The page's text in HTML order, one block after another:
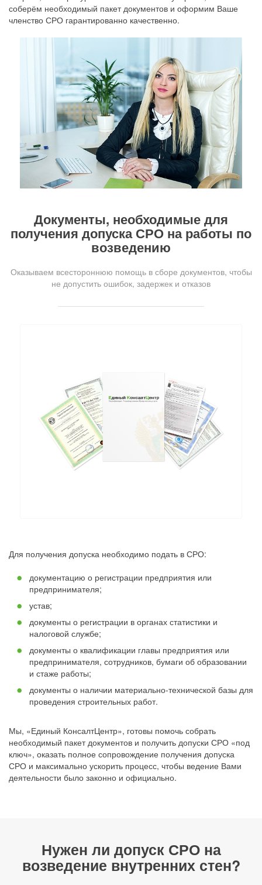
соберём необходимый пакет документов и оформим Ваше
членство СРО гарантированно качественно.
Документы, необходимые для
получения допуска СРО на работы по
возведению
Оказываем всестороннюю помощь в сборе документов, чтобы
не допустить ошибок, задержек и отказов
Для получения допуска необходимо подать в СРО:
документацию о регистрации предприятия или
предпринимателя;
устав;
документы о регистрации в органах статистики и
налоговой службе;
документы о квалификации главы предприятия или
предпринимателя, сотрудников, бумаги об образовании
и стаже работы;
документы о наличии материально-технической базы для
проведения строительных работ.
Мы, «Единый КонсалтЦентр», готовы помочь собрать
необходимый пакет документов и получить допуски СРО «под
ключ», оказать полное сопровождение получения допуска
СРО и максимально ускорить процесс, чтобы ведение Вами
деятельности было законно и официально.
Нужен ли допуск СРО на
возведение внутренних стен?